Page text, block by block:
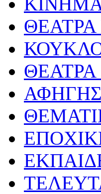
ΘΕΑΤΡΑ
ΘΕΑΤΡΑ